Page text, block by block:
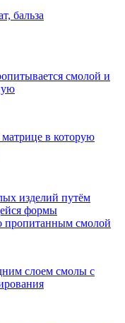
бальза
смолой и
в которую
изделий путём
формы
пропитанным смолой
слоем смолы с